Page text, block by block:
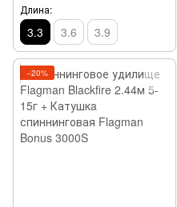
Длина:
3.3 3.6 3.9
−20%